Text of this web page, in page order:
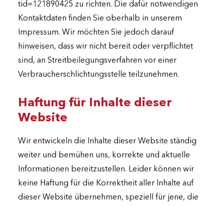
tid=121890425 zu richten. Die dafür notwendigen
Kontaktdaten finden Sie oberhalb in unserem
Impressum. Wir möchten Sie jedoch darauf
hinweisen, dass wir nicht bereit oder verpflichtet
sind, an Streitbeilegungsverfahren vor einer
Verbraucherschlichtungsstelle teilzunehmen.
Haftung für Inhalte dieser
Website
Wir entwickeln die Inhalte dieser Website ständig
weiter und bemühen uns, korrekte und aktuelle
Informationen bereitzustellen. Leider können wir
keine Haftung für die Korrektheit aller Inhalte auf
dieser Website übernehmen, speziell für jene, die